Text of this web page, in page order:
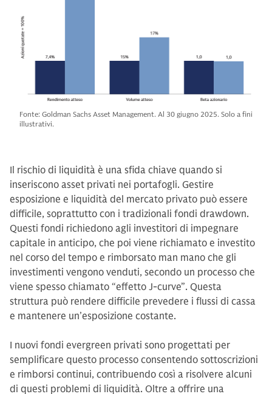
Fonte: Goldman Sachs Asset Management. Al 30 giugno 2025. Solo a fini
illustrativi.
Il rischio di liquidità è una sfida chiave quando si
inseriscono asset privati nei portafogli. Gestire
esposizione e liquidità del mercato privato può essere
difficile, soprattutto con i tradizionali fondi drawdown.
Questi fondi richiedono agli investitori di impegnare
capitale in anticipo, che poi viene richiamato e investito
nel corso del tempo e rimborsato man mano che gli
investimenti vengono venduti, secondo un processo che
viene spesso chiamato “effetto J-curve”. Questa
struttura può rendere difficile prevedere i flussi di cassa
e mantenere un’esposizione costante.
I nuovi fondi evergreen privati sono progettati per
semplificare questo processo consentendo sottoscrizioni
e rimborsi continui, contribuendo così a risolvere alcuni
di questi problemi di liquidità. Oltre a offrire una